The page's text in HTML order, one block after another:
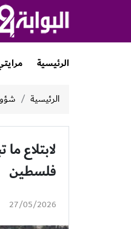
الرئيسية
الرئيسية
لابتلاع
فلسطين
27/05/2026